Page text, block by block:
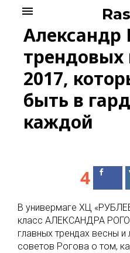
content
menu
Александр
трендовых
2017,
быть в
каждой
4
В универмаге ХЦ
класс АЛЕКСАНДРА
главных трендах весны
советов Рогова о том,